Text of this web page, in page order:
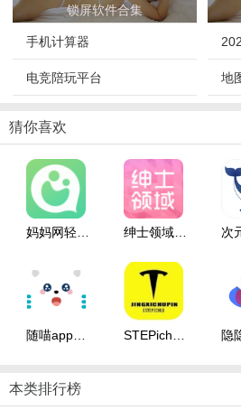
1、语音约会更真实、更可靠，这里的
社交。
匹配。
小编点评
快手飞船app是由快手旗下推出的全新
Clubhouse玩法类似，用户可在兴趣圈
天。目前快手飞船app尚在小范围邀请测
锁屏软件合集
手机计算器
电竞陪玩平台 地
猜你喜欢
本类排行榜